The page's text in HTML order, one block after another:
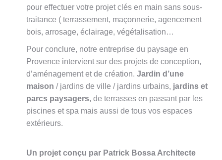
pour effectuer votre projet clés en main sans sous-
traitance ( terrassement, maçonnerie, agencement
bois, arrosage, éclairage, végétalisation…
Pour conclure, notre entreprise du paysage en
Provence intervient sur des projets de conception,
d’aménagement et de création. Jardin d’une
maison / jardins de ville / jardins urbains, jardins et
parcs paysagers, de terrasses en passant par les
piscines et spa mais aussi de tous vos espaces
extérieurs.
Un projet conçu par Patrick Bossa Architecte